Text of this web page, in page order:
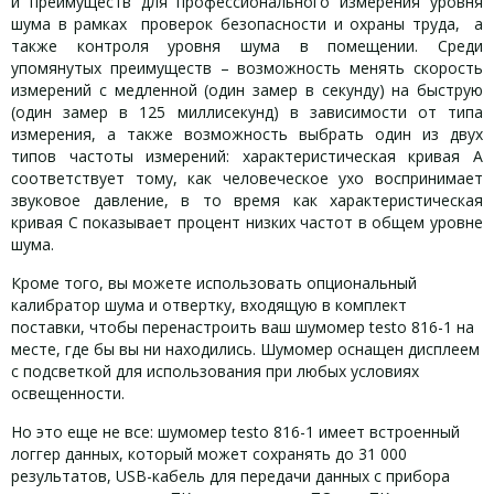
шума в рамках проверок безопасности и охраны труда, а
также контроля уровня шума в помещении. Среди
упомянутых преимуществ – возможность менять скорость
измерений с медленной (один замер в секунду) на быструю
(один замер в 125 миллисекунд) в зависимости от типа
измерения, а также возможность выбрать один из двух
типов частоты измерений: характеристическая кривая A
соответствует тому, как человеческое ухо воспринимает
звуковое давление, в то время как характеристическая
кривая C показывает процент низких частот в общем уровне
шума.
Кроме того, вы можете использовать опциональный
калибратор шума и отвертку, входящую в комплект
поставки, чтобы перенастроить ваш шумомер testo 816-1 на
месте, где бы вы ни находились. Шумомер оснащен дисплеем
с подсветкой для использования при любых условиях
освещенности.
Но это еще не все: шумомер testo 816-1 имеет встроенный
логгер данных, который может сохранять до 31 000
результатов, USB-кабель для передачи данных с прибора